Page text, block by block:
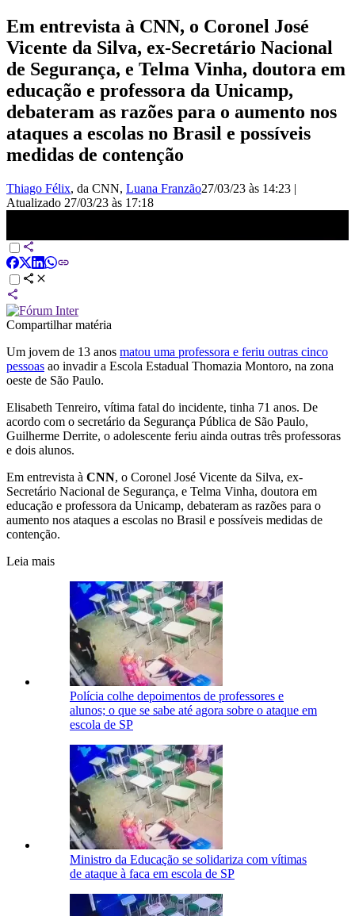
Em entrevista à CNN, o Coronel José
Vicente da Silva, ex-Secretário Nacional
de Segurança, e Telma Vinha, doutora em
educação e professora da Unicamp,
debateram as razões para o aumento nos
ataques a escolas no Brasil e possíveis
medidas de contenção
Thiago Félix, da CNN, Luana Franzão27/03/23 às 14:23 |
Atualizado 27/03/23 às 17:18
Compartilhar matéria
Um jovem de 13 anos matou uma professora e feriu outras cinco
pessoas ao invadir a Escola Estadual Thomazia Montoro, na zona
oeste de São Paulo.
Elisabeth Tenreiro, vítima fatal do incidente, tinha 71 anos. De
acordo com o secretário da Segurança Pública de São Paulo,
Guilherme Derrite, o adolescente feriu ainda outras três professoras
e dois alunos.
Em entrevista à CNN, o Coronel José Vicente da Silva, ex-
Secretário Nacional de Segurança, e Telma Vinha, doutora em
educação e professora da Unicamp, debateram as razões para o
aumento nos ataques a escolas no Brasil e possíveis medidas de
contenção.
Leia mais
Polícia colhe depoimentos de professores e
alunos; o que se sabe até agora sobre o ataque em
escola de SP
Ministro da Educação se solidariza com vítimas
de ataque à faca em escola de SP